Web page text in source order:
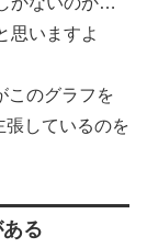
思いますよ
このグラフを
張しているのを
る